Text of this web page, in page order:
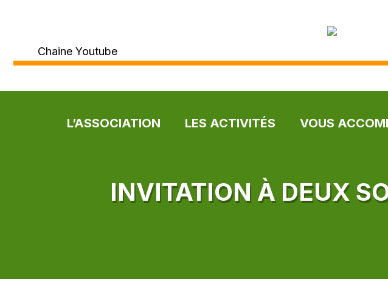
Chaine Youtube
L’ASSOCIATION LES ACTIVITÉS VOUS
INVITATION À DEUX